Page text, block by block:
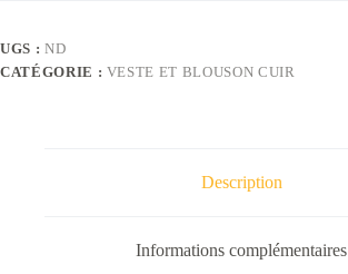
UGS : ND
CATÉGORIE : VESTE ET BLOUSON CUIR
Description
Informations complémentaires